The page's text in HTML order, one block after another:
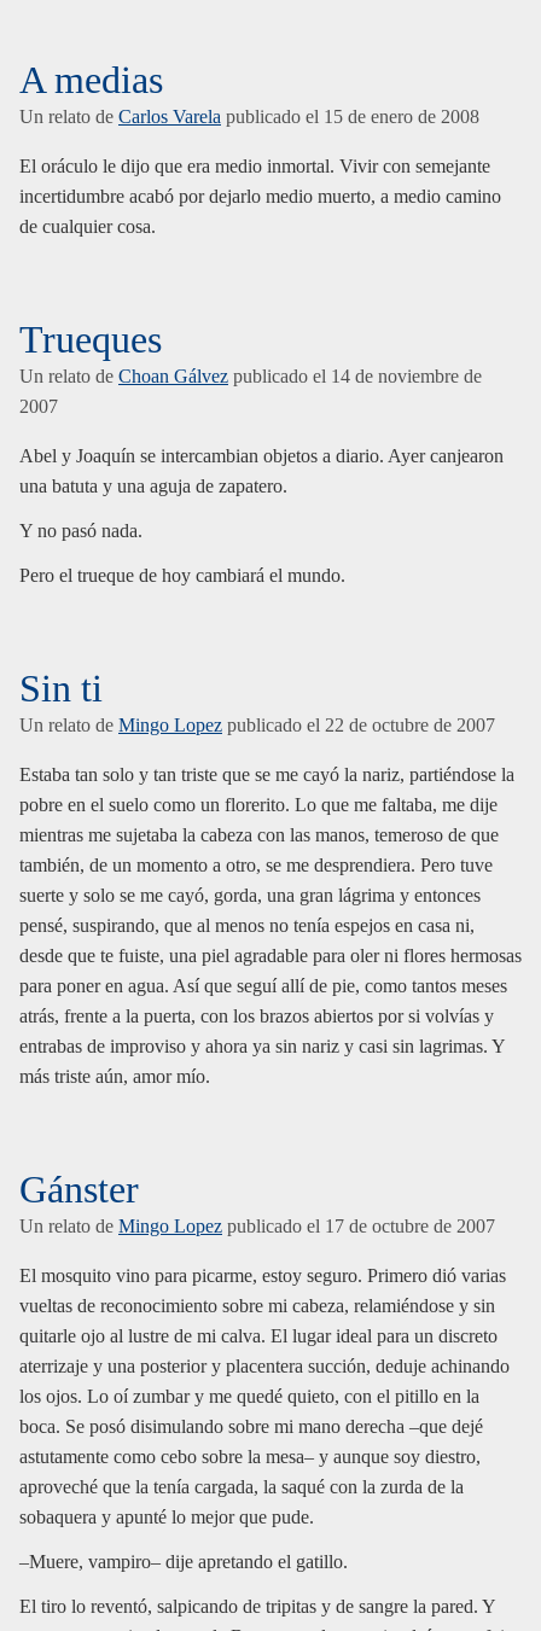
A medias
Un relato de Carlos Varela publicado el 15 de enero de 2008
El oráculo le dijo que era medio inmortal. Vivir con semejante
incertidumbre acabó por dejarlo medio muerto, a medio camino
de cualquier cosa.
Trueques
Un relato de Choan Gálvez publicado el 14 de noviembre de
2007
Abel y Joaquín se intercambian objetos a diario. Ayer canjearon
una batuta y una aguja de zapatero.
Y no pasó nada.
Pero el trueque de hoy cambiará el mundo.
Sin ti
Un relato de Mingo Lopez publicado el 22 de octubre de 2007
Estaba tan solo y tan triste que se me cayó la nariz, partiéndose la
pobre en el suelo como un florerito. Lo que me faltaba, me dije
mientras me sujetaba la cabeza con las manos, temeroso de que
también, de un momento a otro, se me desprendiera. Pero tuve
suerte y solo se me cayó, gorda, una gran lágrima y entonces
pensé, suspirando, que al menos no tenía espejos en casa ni,
desde que te fuiste, una piel agradable para oler ni flores hermosas
para poner en agua. Así que seguí allí de pie, como tantos meses
atrás, frente a la puerta, con los brazos abiertos por si volvías y
entrabas de improviso y ahora ya sin nariz y casi sin lagrimas. Y
más triste aún, amor mío.
Gánster
Un relato de Mingo Lopez publicado el 17 de octubre de 2007
El mosquito vino para picarme, estoy seguro. Primero dió varias
vueltas de reconocimiento sobre mi cabeza, relamiéndose y sin
quitarle ojo al lustre de mi calva. El lugar ideal para un discreto
aterrizaje y una posterior y placentera succión, deduje achinando
los ojos. Lo oí zumbar y me quedé quieto, con el pitillo en la
boca. Se posó disimulando sobre mi mano derecha –que dejé
astutamente como cebo sobre la mesa– y aunque soy diestro,
aproveché que la tenía cargada, la saqué con la zurda de la
sobaquera y apunté lo mejor que pude.
–Muere, vampiro– dije apretando el gatillo.
El tiro lo reventó, salpicando de tripitas y de sangre la pared. Y